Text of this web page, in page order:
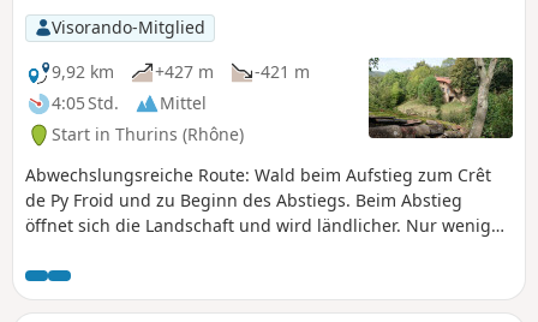
Visorando-Mitglied
9,92 km
+427 m
-421 m
4:05 Std.
Mittel
Start in Thurins (Rhône)
Abwechslungsreiche Route: Wald beim Aufstieg zum Crêt
de Py Froid und zu Beginn des Abstiegs. Beim Abstieg
öffnet sich die Landschaft und wird ländlicher. Nur wenige